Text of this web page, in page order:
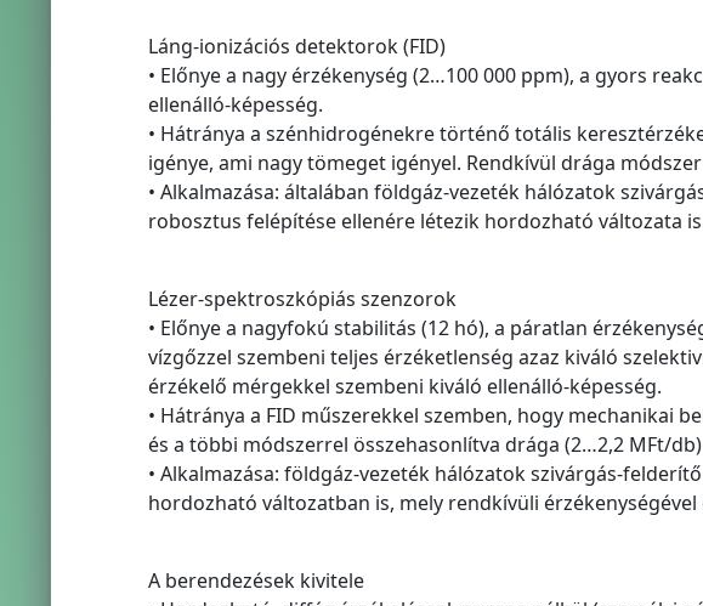
Láng-ionizációs detektorok (FID)
• Előnye a nagy érzékenység (2…100 000 ppm), a gyors
ellenálló-képesség.
• Hátránya a szénhidrogénekre történő totális
igénye, ami nagy tömeget igényel. Rendkívül drága
• Alkalmazása: általában földgáz-vezeték hálózatok
robosztus felépítése ellenére létezik hordozható változata
Lézer-spektroszkópiás szenzorok
• Előnye a nagyfokú stabilitás (12 hó), a páratlan
vízgőzzel szembeni teljes érzéketlenség azaz kiváló
érzékelő mérgekkel szembeni kiváló ellenálló-képesség.
• Hátránya a FID műszerekkel szemben, hogy mechanikai
és a többi módszerrel összehasonlítva drága (2…2,2 MFt/db)
• Alkalmazása: földgáz-vezeték hálózatok szivárgás-
hordozható változatban is, mely rendkívüli
A berendezések kivitele